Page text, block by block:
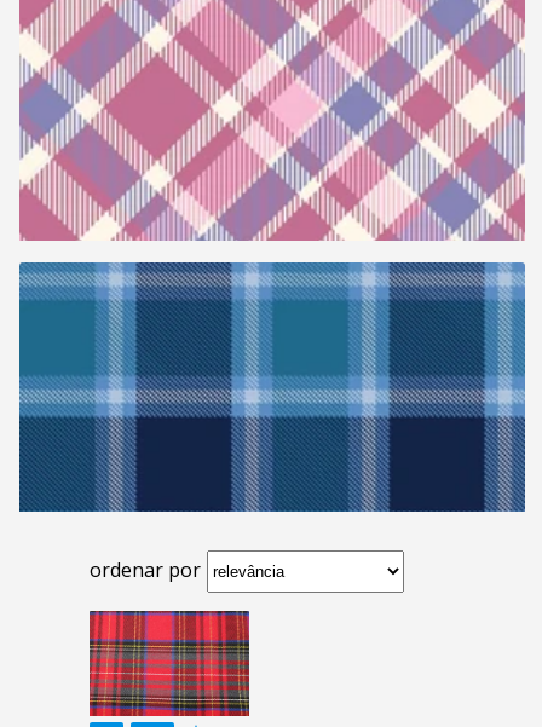
ordenar por